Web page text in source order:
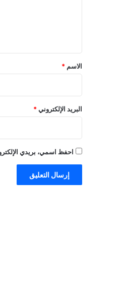
*
الاسم *
البريد الإلكتروني*
احفظ اسمي، بريدي